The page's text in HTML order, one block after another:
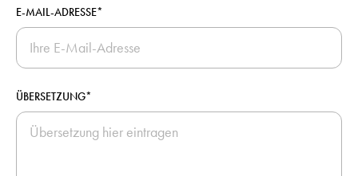
E-MAIL-ADRESSE*
ÜBERSETZUNG*